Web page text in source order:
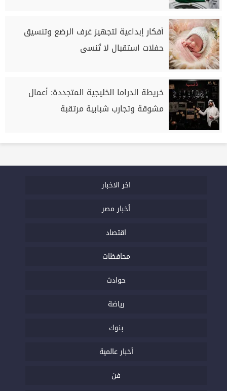
أفكار إبداعية لتجهيز غرف الرضع وتنسيق
حفلات استقبال لا تُنسى
خريطة الدراما الخليجية المتجددة: أعمال
مشوقة وتجارب شبابية مرتقبة
اخر الاخبار
أخبار مصر
اقتصاد
محافظات
حوادث
رياضة
بنوك
أخبار عالمية
فن